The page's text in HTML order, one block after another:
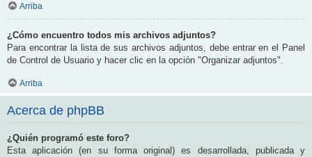
Arriba
¿Cómo encuentro todos mis archivos adjuntos?
Para encontrar la lista de sus archivos adjuntos, debe entrar en el Panel
de Control de Usuario y hacer clic en la opción "Organizar adjuntos".
Arriba
Acerca de phpBB
¿Quién programó este foro?
Esta aplicación (en su forma original) es desarrollada, publicada y